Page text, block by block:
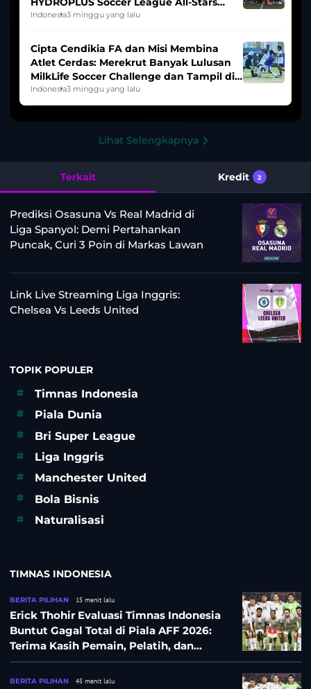
2025/2026
Indonesia3 minggu yang lalu
Cipta Cendikia FA dan Misi Membina
Atlet Cerdas: Merekrut Banyak Lulusan
MilkLife Soccer Challenge dan Tampil di
HYDROPLUS Soccer League
Indonesia3 minggu yang lalu
Lihat Selengkapnya
Terkait Kredit 2
Prediksi Osasuna Vs Real Madrid di
Liga Spanyol: Demi Pertahankan
Puncak, Curi 3 Poin di Markas Lawan
Link Live Streaming Liga Inggris:
Chelsea Vs Leeds United
TOPIK POPULER
#
Timnas Indonesia
# Piala Dunia
# Bri Super League
# Liga Inggris
# Manchester United
# Bola Bisnis
# Naturalisasi
TIMNAS INDONESIA
BERITA PILIHAN 15 menit lalu
Erick Thohir Evaluasi Timnas Indonesia
Buntut Gagal Total di Piala AFF 2026:
Terima Kasih Pemain, Pelatih, dan
Ofisial
BERITA PILIHAN 45 menit lalu